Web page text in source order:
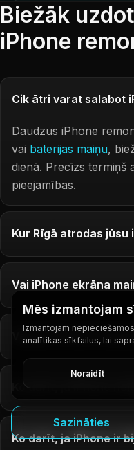
Sazināties
Biežāk
iPhone
Cik ātri varat salabot
Daudzus iPhone
vai baterijas maiņu,
dienā. Precīzs termiņš
pieejamības.
Kur Rīgā atrodas jūsu
Vai iPhone ekrāna
Vai pēc iPhone
Ko darīt, ja iPhone
Ko darīt, ja iPhone ir
Mēs izmantojam
Izmantojam
analītikas sīkfailus, lai
Noraidīt